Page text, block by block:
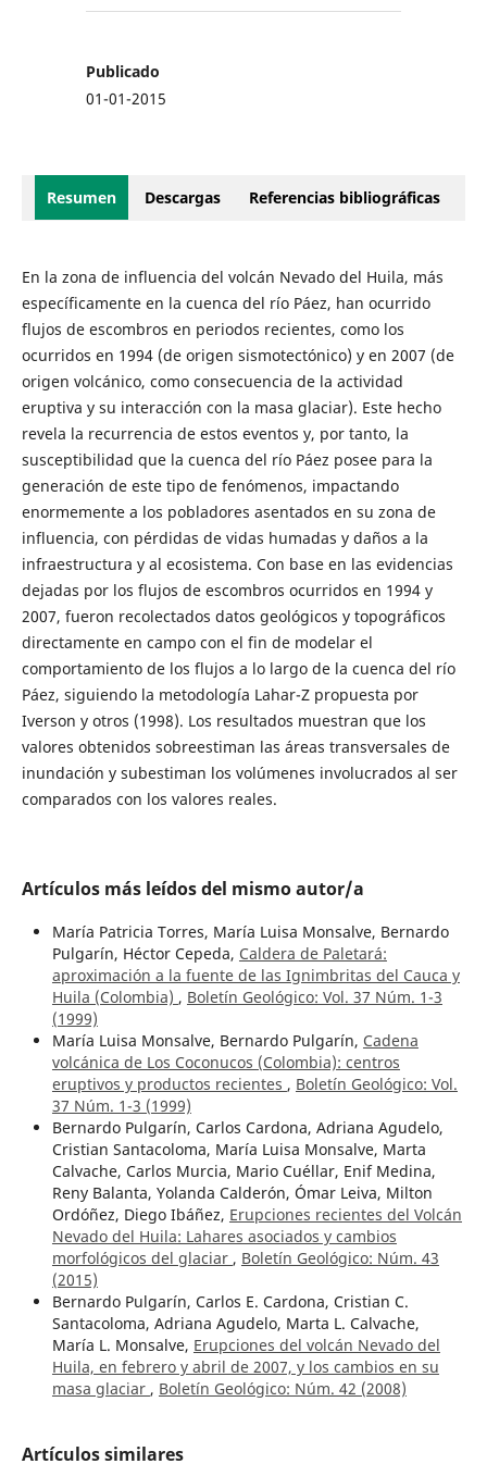
Publicado
01-01-2015
Resumen Descargas Referencias bibliográficas
En la zona de influencia del volcán Nevado del Huila, más
específicamente en la cuenca del río Páez, han ocurrido
flujos de escombros en periodos recientes, como los
ocurridos en 1994 (de origen sismotectónico) y en 2007 (de
origen volcánico, como consecuencia de la actividad
eruptiva y su interacción con la masa glaciar). Este hecho
revela la recurrencia de estos eventos y, por tanto, la
susceptibilidad que la cuenca del río Páez posee para la
generación de este tipo de fenómenos, impactando
enormemente a los pobladores asentados en su zona de
influencia, con pérdidas de vidas humadas y daños a la
infraestructura y al ecosistema. Con base en las evidencias
dejadas por los flujos de escombros ocurridos en 1994 y
2007, fueron recolectados datos geológicos y topográficos
directamente en campo con el fin de modelar el
comportamiento de los flujos a lo largo de la cuenca del río
Páez, siguiendo la metodología Lahar-Z propuesta por
Iverson y otros (1998). Los resultados muestran que los
valores obtenidos sobreestiman las áreas transversales de
inundación y subestiman los volúmenes involucrados al ser
comparados con los valores reales.
Artículos más leídos del mismo autor/a
María Patricia Torres, María Luisa Monsalve, Bernardo
Pulgarín, Héctor Cepeda, Caldera de Paletará:
aproximación a la fuente de las Ignimbritas del Cauca y
Huila (Colombia) , Boletín Geológico: Vol. 37 Núm. 1-3
(1999)
María Luisa Monsalve, Bernardo Pulgarín, Cadena
volcánica de Los Coconucos (Colombia): centros
eruptivos y productos recientes , Boletín Geológico: Vol.
37 Núm. 1-3 (1999)
Bernardo Pulgarín, Carlos Cardona, Adriana Agudelo,
Cristian Santacoloma, María Luisa Monsalve, Marta
Calvache, Carlos Murcia, Mario Cuéllar, Enif Medina,
Reny Balanta, Yolanda Calderón, Ómar Leiva, Milton
Ordóñez, Diego Ibáñez, Erupciones recientes del Volcán
Nevado del Huila: Lahares asociados y cambios
morfológicos del glaciar , Boletín Geológico: Núm. 43
(2015)
Bernardo Pulgarín, Carlos E. Cardona, Cristian C.
Santacoloma, Adriana Agudelo, Marta L. Calvache,
María L. Monsalve, Erupciones del volcán Nevado del
Huila, en febrero y abril de 2007, y los cambios en su
masa glaciar , Boletín Geológico: Núm. 42 (2008)
Artículos similares